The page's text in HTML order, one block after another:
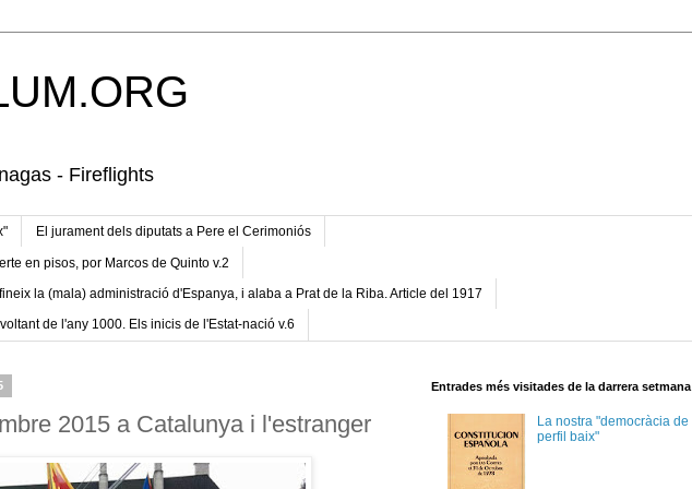
- Fireflights
El jurament dels diputats a Pere el Cerimoniós
en pisos, por Marcos de Quinto v.2
la (mala) administració d'Espanya, i alaba a Prat de la Riba. Article del 1917
de l'any 1000. Els inicis de l'Estat-nació v.6
2015 a Catalunya i l'estranger
Entrades més visitades de la darrera setmana
La nostra "democràcia de
perfil baix"